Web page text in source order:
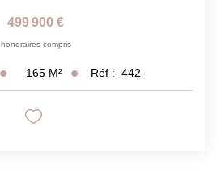
499 900 €
honoraires compris
165 M² Réf : 442